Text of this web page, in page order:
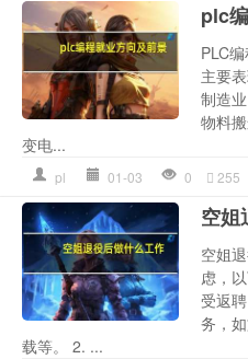
plc
PLC
主要
制造
物料
变电...
pl 01-03 0 255
空姐
空姐
虑，
受返
务，
载等。 2. ...